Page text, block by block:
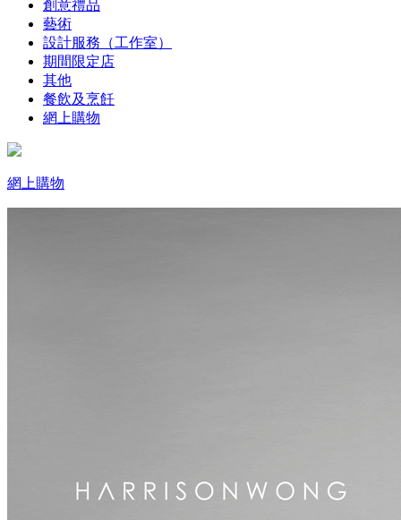
創意禮品
藝術
設計服務（工作室）
期間限定店
其他
餐飲及烹飪
網上購物
網上購物